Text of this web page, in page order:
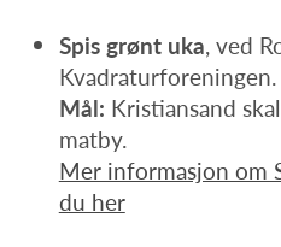
Spis grønt uka, ved
Kvadraturforeningen.
Mål: Kristiansand
matby.
Mer informasjon om
du her